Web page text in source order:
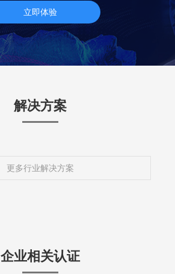
立即体验
解决方案
更多行业解决方案
企业相关认证